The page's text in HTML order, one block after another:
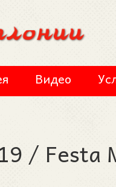
Видео
/ Festa